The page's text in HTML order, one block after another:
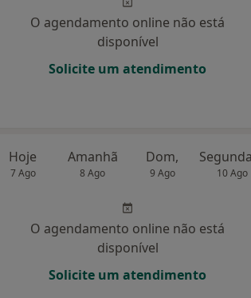
O agendamento online não está
disponível
Solicite um atendimento
Hoje
7 Ago
Amanhã
8 Ago
Dom,
9 Ago 10 Ago
O agendamento online não está
disponível
Solicite um atendimento